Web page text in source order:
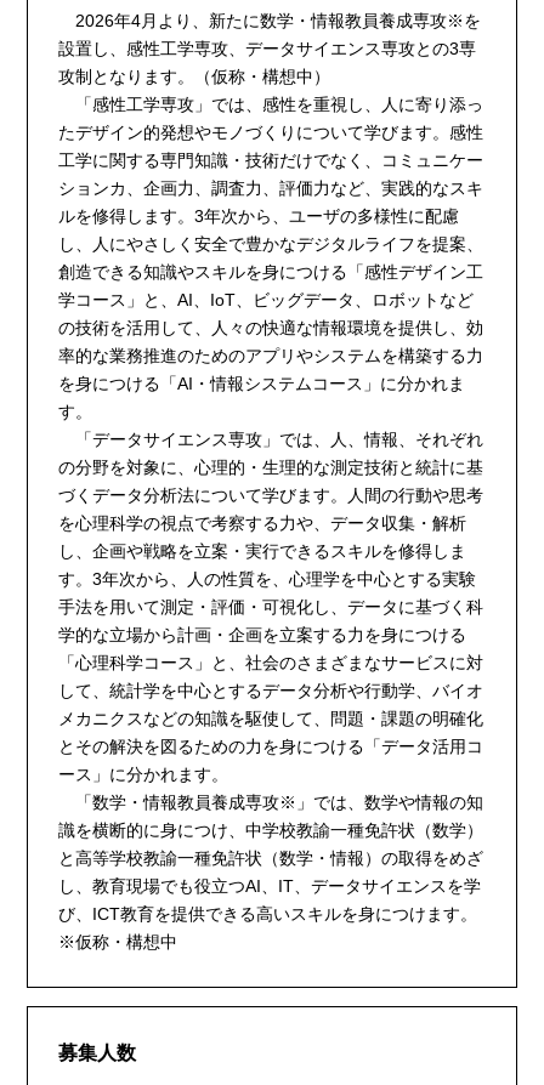
2026年4月より、新たに数学・情報教員養成専攻※を
設置し、感性工学専攻、データサイエンス専攻との3専
攻制となります。（仮称・構想中）
「感性工学専攻」では、感性を重視し、人に寄り添っ
たデザイン的発想やモノづくりについて学びます。感性
工学に関する専門知識・技術だけでなく、コミュニケー
ションカ、企画力、調査力、評価力など、実践的なスキ
ルを修得します。3年次から、ユーザの多様性に配慮
し、人にやさしく安全で豊かなデジタルライフを提案、
創造できる知識やスキルを身につける「感性デザイン工
学コース」と、AI、IoT、ビッグデータ、ロボットなど
の技術を活用して、人々の快適な情報環境を提供し、効
率的な業務推進のためのアプリやシステムを構築する力
を身につける「AI・情報システムコース」に分かれま
す。
「データサイエンス専攻」では、人、情報、それぞれ
の分野を対象に、心理的・生理的な測定技術と統計に基
づくデータ分析法について学びます。人間の行動や思考
を心理科学の視点で考察する力や、データ収集・解析
し、企画や戦略を立案・実行できるスキルを修得しま
す。3年次から、人の性質を、心理学を中心とする実験
手法を用いて測定・評価・可視化し、データに基づく科
学的な立場から計画・企画を立案する力を身につける
「心理科学コース」と、社会のさまざまなサービスに対
して、統計学を中心とするデータ分析や行動学、バイオ
メカニクスなどの知識を駆使して、問題・課題の明確化
とその解決を図るための力を身につける「データ活用コ
ース」に分かれます。
「数学・情報教員養成専攻※」では、数学や情報の知
識を横断的に身につけ、中学校教諭一種免許状（数学）
と高等学校教諭一種免許状（数学・情報）の取得をめざ
し、教育現場でも役立つAI、IT、データサイエンスを学
び、ICT教育を提供できる高いスキルを身につけます。
※仮称・構想中
募集人数